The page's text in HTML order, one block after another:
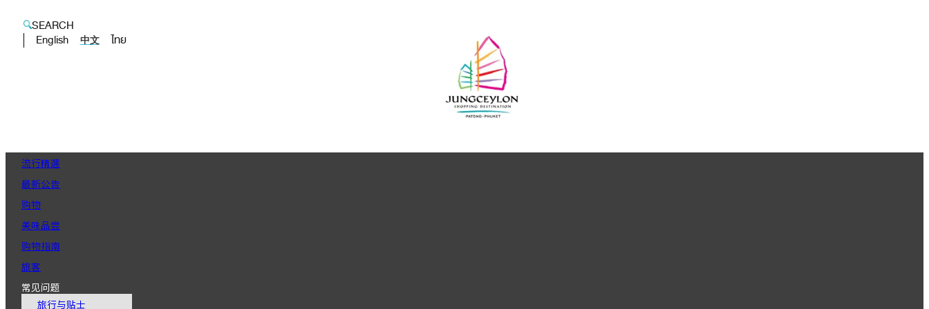
SEARCH
English
中文 ไทย
流行精選
最新公告
购物
美味品尝
购物指南
旅客
常见问题
旅行与贴士